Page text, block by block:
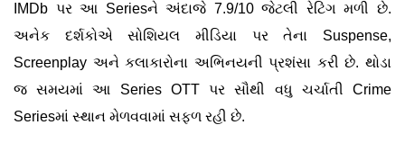
IMDb પર આ Seriesને અંદાજે 7.9/10 જેટલી રેટિંગ મળી છે.
અનેક દર્શકોએ સોશિયલ મીડિયા પર તેના Suspense,
Screenplay અને કલાકારોના અભિનયની પ્રશંસા કરી છે. થોડા
જ સમયમાં આ Series OTT પર સૌથી વધુ ચર્ચાતી Crime
Seriesમાં સ્થાન મેળવવામાં સફળ રહી છે.